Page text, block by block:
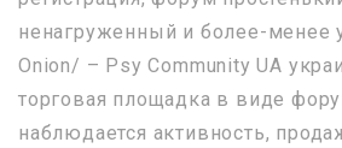
ненагруженный и более-менее
Onion/ – Psy Community UA
торговая площадка в виде
наблюдается активность,